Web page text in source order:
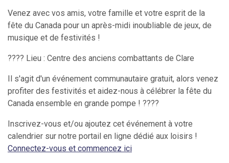
Venez avec vos amis, votre famille et votre esprit de la
fête du Canada pour un après-midi inoubliable de jeux, de
musique et de festivités !
???? Lieu : Centre des anciens combattants de Clare
Il s'agit d'un événement communautaire gratuit, alors venez
profiter des festivités et aidez-nous à célébrer la fête du
Canada ensemble en grande pompe ! ????
Inscrivez-vous et/ou ajoutez cet événement à votre
calendrier sur notre portail en ligne dédié aux loisirs !
Connectez-vous et commencez ici